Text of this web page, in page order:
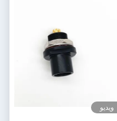
ویدیو